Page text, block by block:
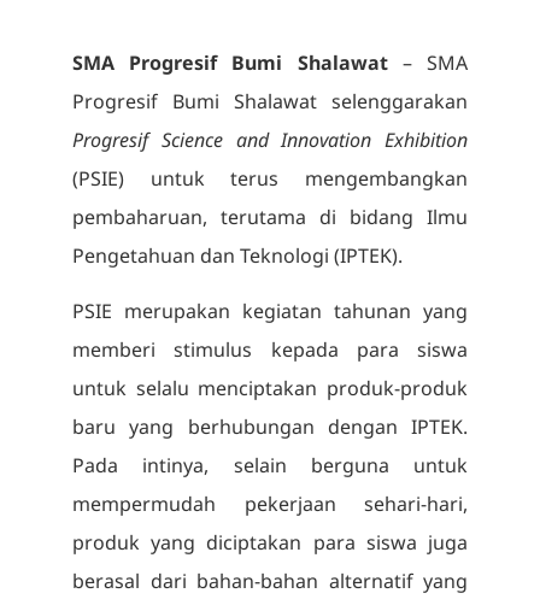
SMA Progresif Bumi Shalawat– SMA
Progresif Bumi Shalawat selenggarakan
Progresif Science and Innovation Exhibition
(PSIE) untuk terus mengembangkan
pembaharuan, terutama di bidang Ilmu
Pengetahuan dan Teknologi (IPTEK).
PSIE merupakan kegiatan tahunan yang
memberi stimulus kepada para siswa
untuk selalu menciptakan produk-produk
baru yang berhubungan dengan IPTEK.
Pada intinya, selain berguna untuk
mempermudah pekerjaan sehari-hari,
produk yang diciptakan para siswa juga
berasal dari bahan-bahan alternatif yang